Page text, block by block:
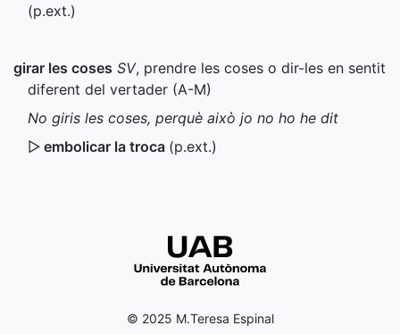
(p.ext.)
girar les coses SV, prendre les coses o dir-les en sentit
diferent del vertader (A-M)
No giris les coses, perquè això jo no ho he dit
▷ embolicar la troca (p.ext.)
© 2025 M.Teresa Espinal